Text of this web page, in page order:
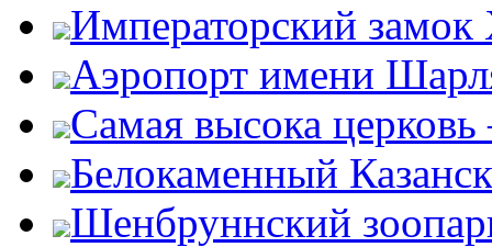
Императорский замок
Аэропорт имени
Самая высока
Белокаменный
Шенбруннский